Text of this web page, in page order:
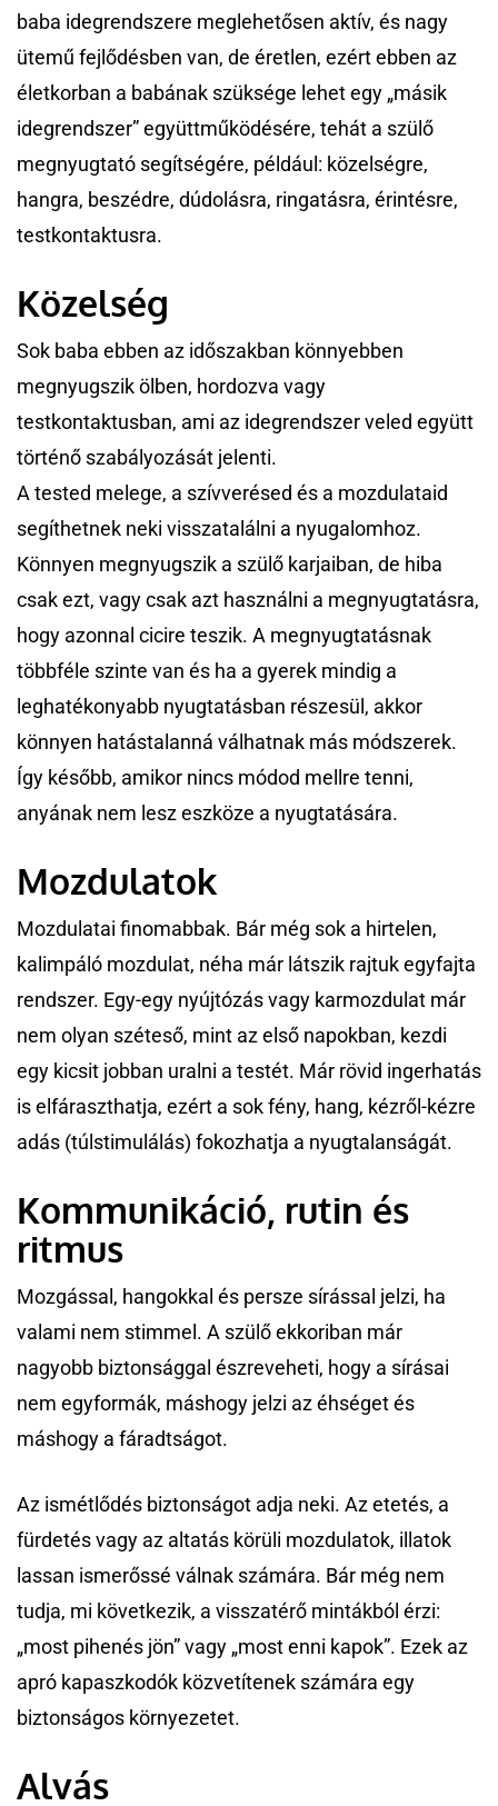
baba idegrendszere meglehetősen aktív, és nagy
ütemű fejlődésben van, de éretlen, ezért ebben az
életkorban a babának szüksége lehet egy „másik
idegrendszer” együttműködésére, tehát a szülő
megnyugtató segítségére, például: közelségre,
hangra, beszédre, dúdolásra, ringatásra, érintésre,
testkontaktusra.
Közelség
Sok baba ebben az időszakban könnyebben
megnyugszik ölben, hordozva vagy
testkontaktusban, ami az idegrendszer veled együtt
történő szabályozását jelenti.
A tested melege, a szívverésed és a mozdulataid
segíthetnek neki visszatalálni a nyugalomhoz.
Könnyen megnyugszik a szülő karjaiban, de hiba
csak ezt, vagy csak azt használni a megnyugtatásra,
hogy azonnal cicire teszik. A megnyugtatásnak
többféle szinte van és ha a gyerek mindig a
leghatékonyabb nyugtatásban részesül, akkor
könnyen hatástalanná válhatnak más módszerek.
Így később, amikor nincs módod mellre tenni,
anyának nem lesz eszköze a nyugtatására.
Mozdulatok
Mozdulatai finomabbak. Bár még sok a hirtelen,
kalimpáló mozdulat, néha már látszik rajtuk egyfajta
rendszer. Egy-egy nyújtózás vagy karmozdulat már
nem olyan széteső, mint az első napokban, kezdi
egy kicsit jobban uralni a testét. Már rövid ingerhatás
is elfáraszthatja, ezért a sok fény, hang, kézről-kézre
adás (túlstimulálás) fokozhatja a nyugtalanságát.
Kommunikáció, rutin és
ritmus
Mozgással, hangokkal és persze sírással jelzi, ha
valami nem stimmel. A szülő ekkoriban már
nagyobb biztonsággal észreveheti, hogy a sírásai
nem egyformák, máshogy jelzi az éhséget és
máshogy a fáradtságot.
Az ismétlődés biztonságot adja neki. Az etetés, a
fürdetés vagy az altatás körüli mozdulatok, illatok
lassan ismerőssé válnak számára. Bár még nem
tudja, mi következik, a visszatérő mintákból érzi:
„most pihenés jön” vagy „most enni kapok”. Ezek az
apró kapaszkodók közvetítenek számára egy
biztonságos környezetet.
Alvás